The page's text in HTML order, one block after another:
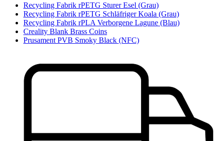
Recycling Fabrik rPETG Sturer Esel (Grau)
Recycling Fabrik rPETG Schläfriger Koala (Grau)
Recycling Fabrik rPLA Verborgene Lagune (Blau)
Creality Blank Brass Coins
Prusament PVB Smoky Black (NFC)